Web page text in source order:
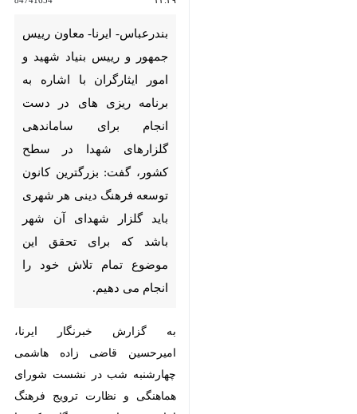
بندرعباس- ایرنا- معاون رییس
جمهور و رییس بنیاد شهید و امور
ایثارگران با اشاره به برنامه ریزی
های در دست انجام برای
ساماندهی گلزارهای شهدا در
سطح کشور، گفت: بزرگترین کانون
توسعه فرهنگ دینی هر شهری باید
گلزار شهدای آن شهر باشد که برای
تحقق این موضوع تمام تلاش
به گزارش خبرنگار ایرنا، امیرحسین
قاضی زاده هاشمی چهارشنبه شب در
نشست شورای هماهنگی و نظارت